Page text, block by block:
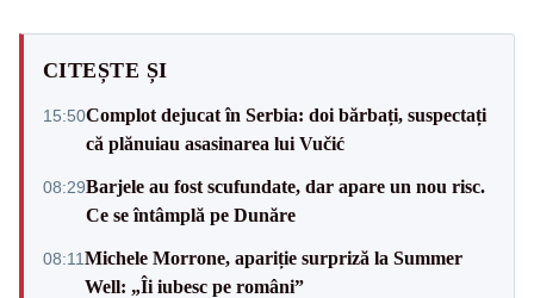
CITEȘTE ȘI
15:50Complot dejucat în Serbia: doi bărbați, suspectați
că plănuiau asasinarea lui Vučić
08:29Barjele au fost scufundate, dar apare un nou risc.
Ce se întâmplă pe Dunăre
08:11Michele Morrone, apariție surpriză la Summer
Well: „Îi iubesc pe români”